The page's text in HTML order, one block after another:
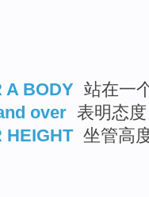
A BODY 站在一
over 表明态度
HEIGHT 坐管高